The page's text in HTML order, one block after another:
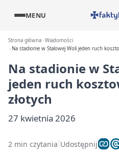
MENU
Strona główna Wiadomości
Na stadionie w Stalowej Woli jeden ruch
Na stadionie w
jeden ruch
złotych
27 kwietnia 2026
2 min czytania Udostępnij